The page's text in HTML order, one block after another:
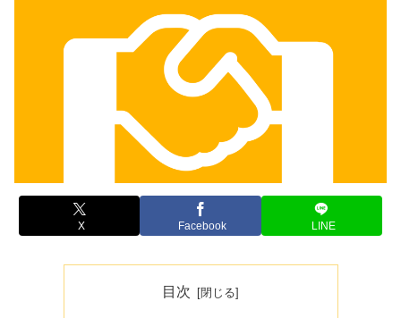
X Facebook LINE
目次